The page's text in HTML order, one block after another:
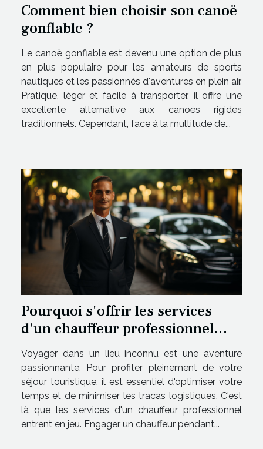
Comment bien choisir son canoë
gonflable ?
Le canoë gonflable est devenu une option de plus
en plus populaire pour les amateurs de sports
nautiques et les passionnés d'aventures en plein air.
Pratique, léger et facile à transporter, il offre une
excellente alternative aux canoës rigides
traditionnels. Cependant, face à la multitude de...
Pourquoi s'offrir les services
d'un chauffeur professionnel
durant votre séjour touristique ?
Voyager dans un lieu inconnu est une aventure
passionnante. Pour profiter pleinement de votre
séjour touristique, il est essentiel d'optimiser votre
temps et de minimiser les tracas logistiques. C'est
là que les services d'un chauffeur professionnel
entrent en jeu. Engager un chauffeur pendant...